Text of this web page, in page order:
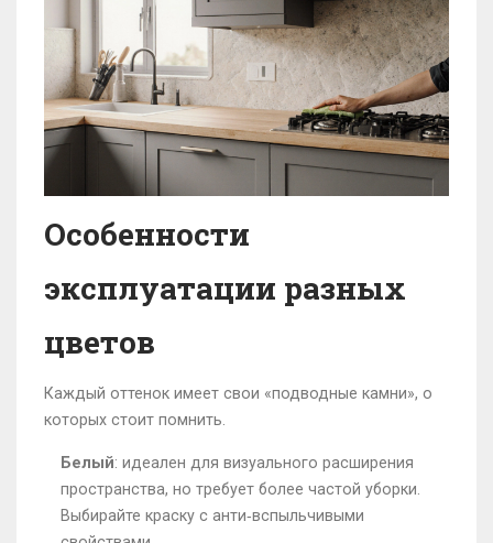
Особенности
эксплуатации разных
цветов
Каждый оттенок имеет свои «подводные камни», о
которых стоит помнить.
Белый: идеален для визуального расширения
пространства, но требует более частой уборки.
Выбирайте краску с анти‑вспыльчивыми